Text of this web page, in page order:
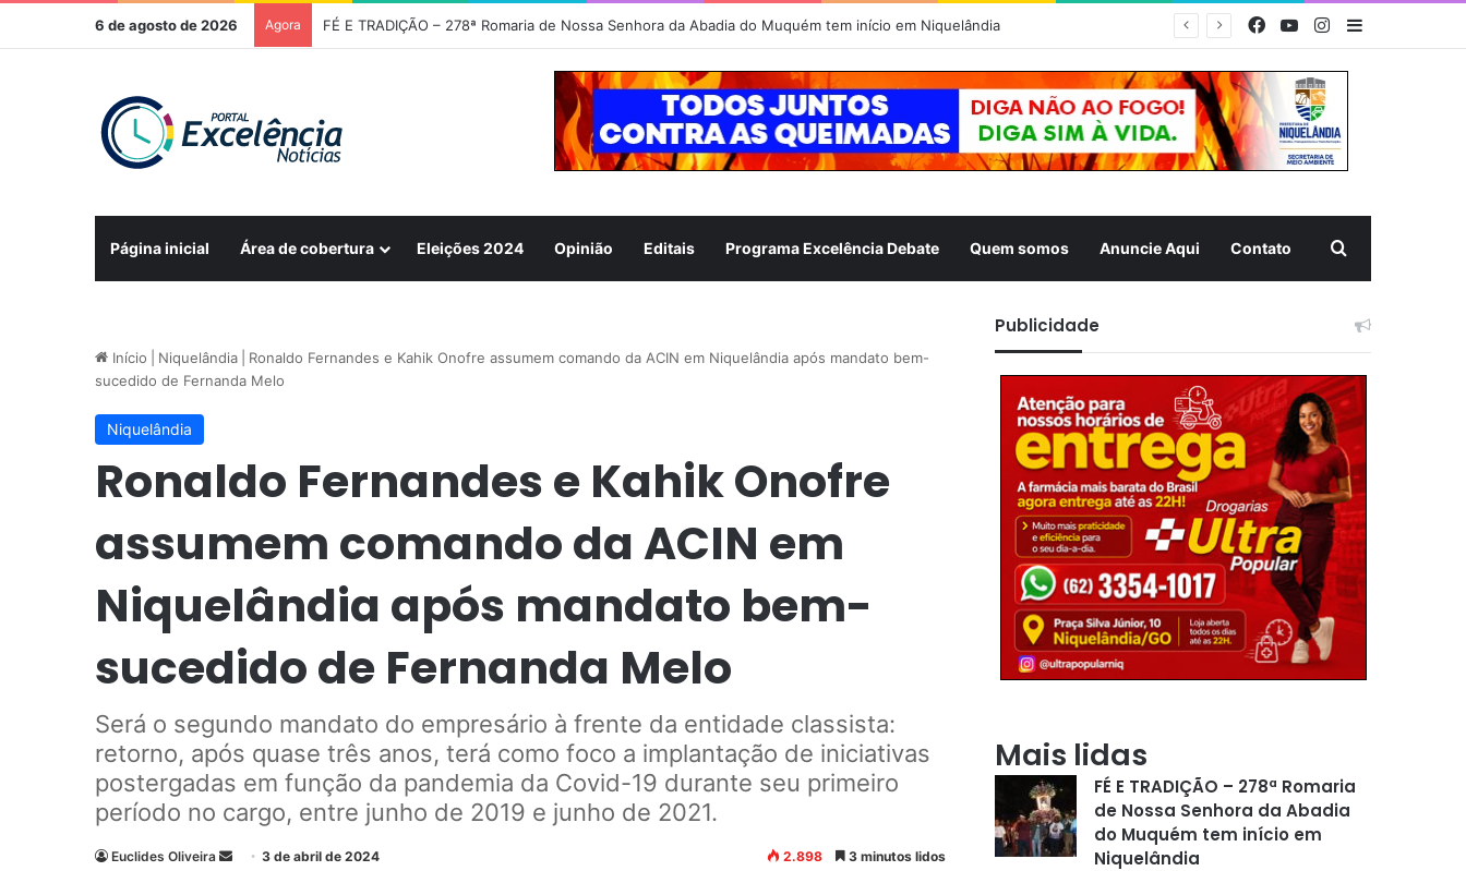
6 de agosto de 2026 Agora FacebookYouTubeInstagram
Página inicial Área de cobertura Eleições 2024 Opinião Editais Programa Excelência Debate Quem somos Anuncie Aqui Contato
Início Niquelândia
Ronaldo Fernandes e Kahik Onofre assumem comando da ACIN em Niquelândia após mandato bem-
sucedido de Fernanda Melo
Niquelândia
Ronaldo Fernandes e Kahik Onofre
assumem comando da ACIN em
Niquelândia após mandato bem-
sucedido de Fernanda Melo
Será o segundo mandato do empresário à frente da entidade classista:
retorno, após quase três anos, terá como foco a implantação de iniciativas
postergadas em função da pandemia da Covid-19 durante seu primeiro
período no cargo, entre junho de 2019 e junho de 2021.
Euclides Oliveira 3 de abril de 2024 2.898 3 minutos lidos
Publicidade
Mais lidas
FÉ E TRADIÇÃO – 278ª Romaria
de Nossa Senhora da Abadia
do Muquém tem início em
Niquelândia